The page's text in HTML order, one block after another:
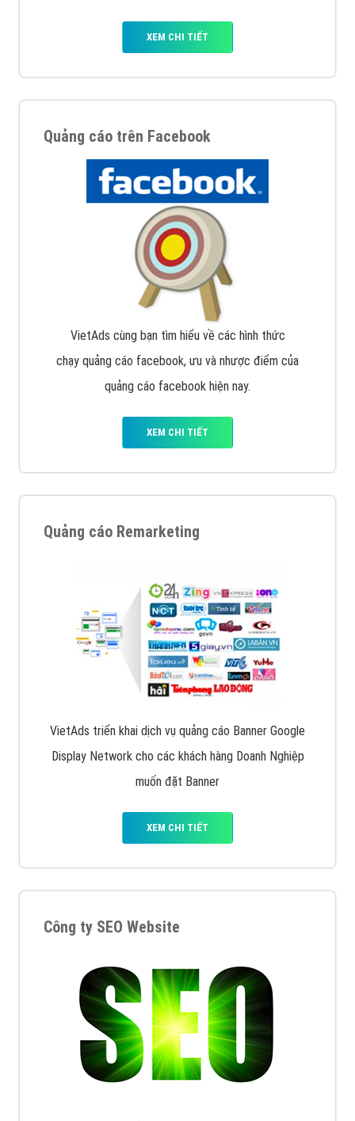
XEM CHI TIẾT
Quảng cáo trên Facebook
VietAds cùng bạn tìm hiểu về các hình thức
chạy quảng cáo facebook, ưu và nhược điểm của
quảng cáo facebook hiện nay.
XEM CHI TIẾT
Quảng cáo Remarketing
VietAds triển khai dịch vụ quảng cáo Banner Google
Display Network cho các khách hàng Doanh Nghiệp
muốn đặt Banner
XEM CHI TIẾT
Công ty SEO Website